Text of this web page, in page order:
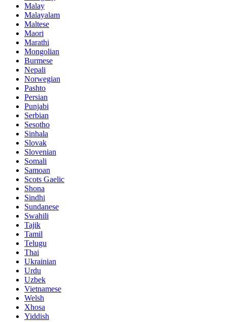
Malay
Malayalam
Maltese
Maori
Marathi
Mongolian
Burmese
Nepali
Norwegian
Pashto
Persian
Punjabi
Serbian
Sesotho
Sinhala
Slovak
Slovenian
Somali
Samoan
Scots Gaelic
Shona
Sindhi
Sundanese
Swahili
Tajik
Tamil
Telugu
Thai
Ukrainian
Urdu
Uzbek
Vietnamese
Welsh
Xhosa
Yiddish